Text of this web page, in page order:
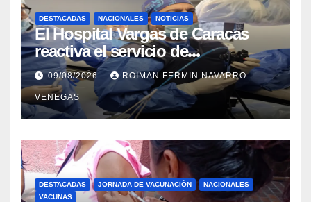
DESTACADAS NACIONALES NOTICIAS
El Hospital Vargas de Caracas
reactiva el servicio de
Colangiopancreatografía
Retrógrada Endoscópica para
beneficiar a cientos de pacientes
09/08/2026 ROIMAN FERMIN NAVARRO
VENEGAS
DESTACADAS JORNADA DE VACUNACIÓN
NACIONALES
VACUNAS